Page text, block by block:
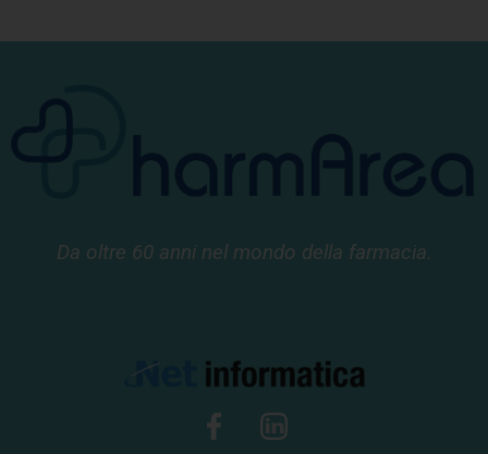
Da oltre 60 anni nel mondo della farmacia.